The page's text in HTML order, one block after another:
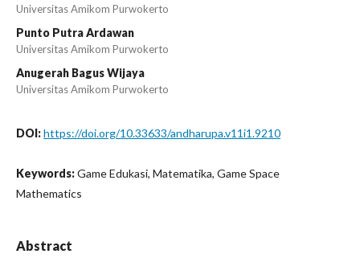
Universitas Amikom Purwokerto
Punto Putra Ardawan
Universitas Amikom Purwokerto
Anugerah Bagus Wijaya
Universitas Amikom Purwokerto
DOI:https://doi.org/10.33633/andharupa.v11i1.9210
Keywords:Game Edukasi, Matematika, Game Space
Mathematics
Abstract